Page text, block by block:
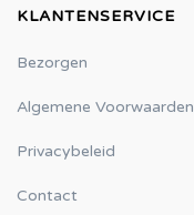
KLANTENSERVICE
Bezorgen
Algemene Voorwaarden
Privacybeleid
Contact